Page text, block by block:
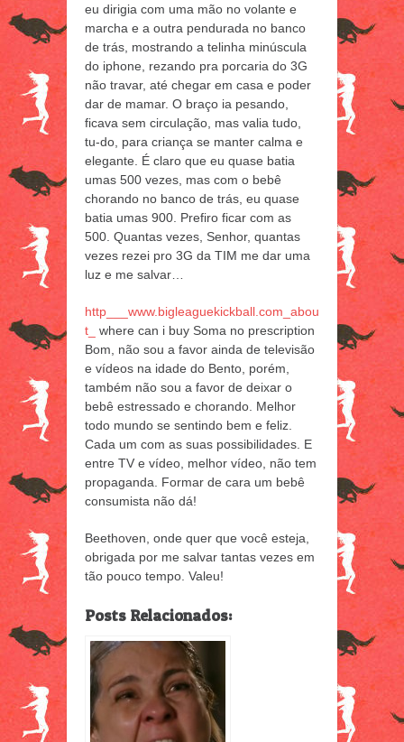
eu dirigia com uma mão no volante e
marcha e a outra pendurada no banco
de trás, mostrando a telinha minúscula
do iphone, rezando pra porcaria do 3G
não travar, até chegar em casa e poder
dar de mamar. O braço ia pesando,
ficava sem circulação, mas valia tudo,
tu-do, para criança se manter calma e
elegante. É claro que eu quase batia
umas 500 vezes, mas com o bebê
chorando no banco de trás, eu quase
batia umas 900. Prefiro ficar com as
500. Quantas vezes, Senhor, quantas
vezes rezei pro 3G da TIM me dar uma
luz e me salvar…
http___www.bigleaguekickball.com_abou
t_
where can i buy Soma no prescription
Bom, não sou a favor ainda de televisão
e vídeos na idade do Bento, porém,
também não sou a favor de deixar o
bebê estressado e chorando. Melhor
todo mundo se sentindo bem e feliz.
Cada um com as suas possibilidades. E
entre TV e vídeo, melhor vídeo, não tem
propaganda. Formar de cara um bebê
consumista não dá!
Beethoven, onde quer que você esteja,
obrigada por me salvar tantas vezes em
tão pouco tempo. Valeu!
Posts Relacionados: